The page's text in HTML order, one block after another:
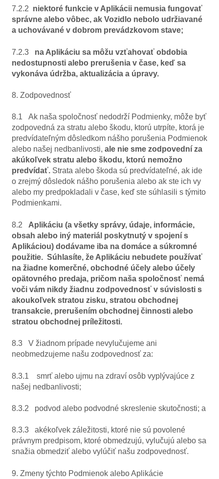
7.2.2 niektoré funkcie v Aplikácii nemusia fungovať
správne alebo vôbec, ak Vozidlo nebolo udržiavané
a uchovávané v dobrom prevádzkovom stave;
7.2.3 na Aplikáciu sa môžu vzťahovať obdobia
nedostupnosti alebo prerušenia v čase, keď sa
vykonáva údržba, aktualizácia a úpravy.
8. Zodpovednosť
8.1 Ak naša spoločnosť nedodrží Podmienky, môže byť
zodpovedná za stratu alebo škodu, ktorú utrpíte, ktorá je
predvídateľným dôsledkom nášho porušenia Podmienok
alebo našej nedbanlivosti, ale nie sme zodpovední za
akúkoľvek stratu alebo škodu, ktorú nemožno
predvídať. Strata alebo škoda sú predvídateľné, ak ide
o zrejmý dôsledok nášho porušenia alebo ak ste ich vy
alebo my predpokladali v čase, keď ste súhlasili s týmito
Podmienkami.
8.2 Aplikáciu (a všetky správy, údaje, informácie,
obsah alebo iný materiál poskytnutý v spojení s
Aplikáciou) dodávame iba na domáce a súkromné
použitie. Súhlasíte, že Aplikáciu nebudete používať
na žiadne komerčné, obchodné účely alebo účely
opätovného predaja, pričom naša spoločnosť nemá
voči vám nikdy žiadnu zodpovednosť v súvislosti s
akoukoľvek stratou zisku, stratou obchodnej
transakcie, prerušením obchodnej činnosti alebo
stratou obchodnej príležitosti.
8.3 V žiadnom prípade nevylučujeme ani
neobmedzujeme našu zodpovednosť za:
8.3.1 smrť alebo ujmu na zdraví osôb vyplývajúce z
našej nedbanlivosti;
8.3.2 podvod alebo podvodné skreslenie skutočnosti; a
8.3.3 akékoľvek záležitosti, ktoré nie sú povolené
právnym predpisom, ktoré obmedzujú, vylučujú alebo sa
snažia obmedziť alebo vylúčiť našu zodpovednosť.
9. Zmeny týchto Podmienok alebo Aplikácie